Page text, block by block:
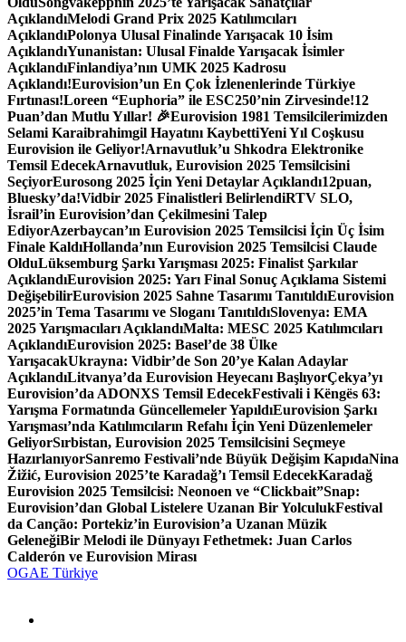
AçıklandıMelodi Grand Prix 2025 Katılımcıları
AçıklandıPolonya Ulusal Finalinde Yarışacak 10 İsim
AçıklandıYunanistan: Ulusal Finalde Yarışacak İsimler
AçıklandıFinlandiya’nın UMK 2025 Kadrosu
Açıklandı!Eurovision’un En Çok İzlenenlerinde Türkiye
Fırtınası!Loreen “Euphoria” ile ESC250’nin Zirvesinde!12
Puan’dan Mutlu Yıllar! 🎉Eurovision 1981 Temsilcilerimizden
Selami Karaibrahimgil Hayatını KaybettiYeni Yıl Coşkusu
Eurovision ile Geliyor!Arnavutluk’u Shkodra Elektronike
Temsil EdecekArnavutluk, Eurovision 2025 Temsilcisini
SeçiyorEurosong 2025 İçin Yeni Detaylar Açıklandı12puan,
Bluesky’da!Vidbir 2025 Finalistleri BelirlendiRTV SLO,
İsrail’in Eurovision’dan Çekilmesini Talep
EdiyorAzerbaycan’ın Eurovision 2025 Temsilcisi İçin Üç İsim
Finale KaldıHollanda’nın Eurovision 2025 Temsilcisi Claude
OlduLüksemburg Şarkı Yarışması 2025: Finalist Şarkılar
AçıklandıEurovision 2025: Yarı Final Sonuç Açıklama Sistemi
DeğişebilirEurovision 2025 Sahne Tasarımı TanıtıldıEurovision
2025’in Tema Tasarımı ve Sloganı TanıtıldıSlovenya: EMA
2025 Yarışmacıları AçıklandıMalta: MESC 2025 Katılımcıları
AçıklandıEurovision 2025: Basel’de 38 Ülke
YarışacakUkrayna: Vidbir’de Son 20’ye Kalan Adaylar
AçıklandıLitvanya’da Eurovision Heyecanı BaşlıyorÇekya’yı
Eurovision’da ADONXS Temsil EdecekFestivali i Këngës 63:
Yarışma Formatında Güncellemeler YapıldıEurovision Şarkı
Yarışması’nda Katılımcıların Refahı İçin Yeni Düzenlemeler
GeliyorSırbistan, Eurovision 2025 Temsilcisini Seçmeye
HazırlanıyorSanremo Festivali’nde Büyük Değişim KapıdaNina
Žižić, Eurovision 2025’te Karadağ’ı Temsil EdecekKaradağ
Eurovision 2025 Temsilcisi: Neonoen ve “Clickbait”Snap:
Eurovision’dan Global Listelere Uzanan Bir YolculukFestival
da Canção: Portekiz’in Eurovision’a Uzanan Müzik
GeleneğiBir Melodi ile Dünyayı Fethetmek: Juan Carlos
Calderón ve Eurovision Mirası
OGAE Türkiye